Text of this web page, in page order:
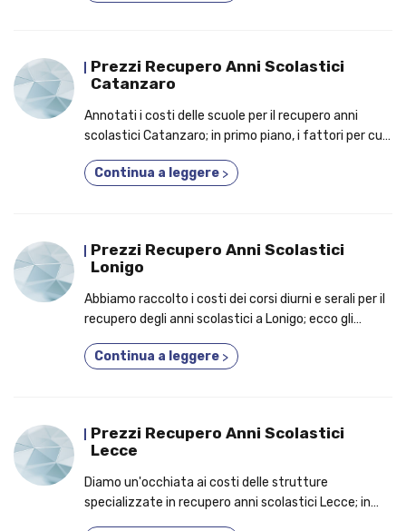
Prezzi Recupero Anni Scolastici
Catanzaro
Annotati i costi delle scuole per il recupero anni
scolastici Catanzaro; in primo piano, i fattori per cui
Continua a leggere >
Prezzi Recupero Anni Scolastici
Lonigo
Abbiamo raccolto i costi dei corsi diurni e serali per il
recupero degli anni scolastici a Lonigo; ecco gli
1! Continua a leggere >
Prezzi Recupero Anni Scolastici
Lecce
Diamo un'occhiata ai costi delle strutture
specializzate in recupero anni scolastici Lecce; in